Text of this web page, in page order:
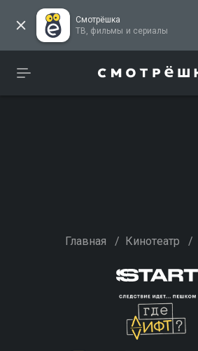
Смотрёшка
ТВ, фильмы и сериалы
Главная / Кинотеатр /